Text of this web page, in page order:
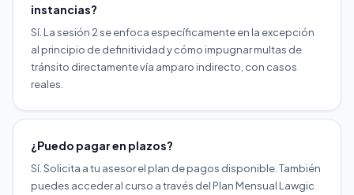
instancias?
Sí. La sesión 2 se enfoca específicamente en la excepción
al principio de definitividad y cómo impugnar multas de
tránsito directamente vía amparo indirecto, con casos
reales.
¿Puedo pagar en plazos?
Sí. Solicita a tu asesor el plan de pagos disponible. También
puedes acceder al curso a través del Plan Mensual Lawgic